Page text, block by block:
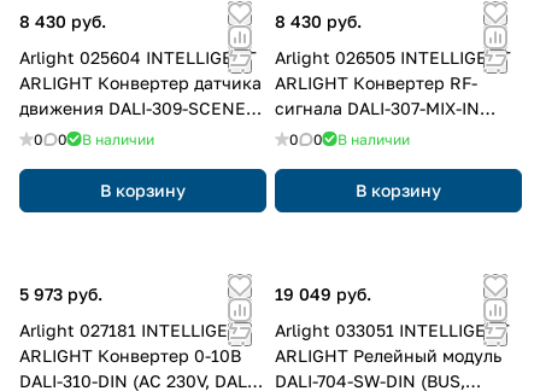
8 430 руб.
Arlight 025604 INTELLIGENT
ARLIGHT Конвертер датчика
движения DALI-309-SCENES-
IN (DALI bus, 230V) (IARL, -)
0 0 В наличии
В корзину
8 430 руб.
Arlight 026505 INTELLIGENT
ARLIGHT Конвертер RF-
сигнала DALI-307-MIX-IN
(DALI-BUS, RF, PUSH) (IARL,
0 0 В наличии
В корзину
5 973 руб.
Arlight 027181 INTELLIGENT
ARLIGHT Конвертер 0-10В
DALI-310-DIN (AC 230V, DALI,
19 049 руб.
Arlight 033051 INTELLIGENT
ARLIGHT Релейный модуль
DALI-704-SW-DIN (BUS,